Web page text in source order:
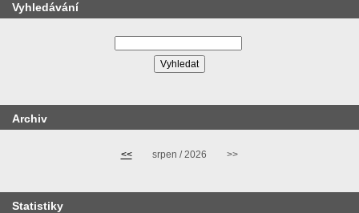
Vyhledávání
Archiv
<< srpen / 2026 >>
Statistiky